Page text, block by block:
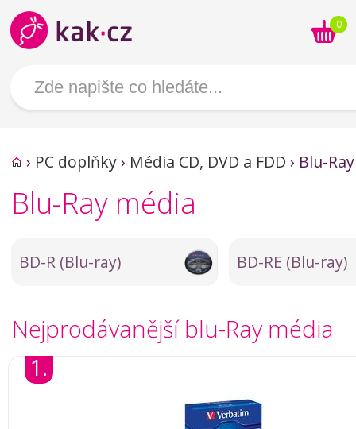
0
› PC doplňky› Média CD, DVD a FDD › Blu-
Blu-Ray média
BD-R (Blu-ray) BD-RE (Blu-ray)
Nejprodávanější blu-Ray média
1.